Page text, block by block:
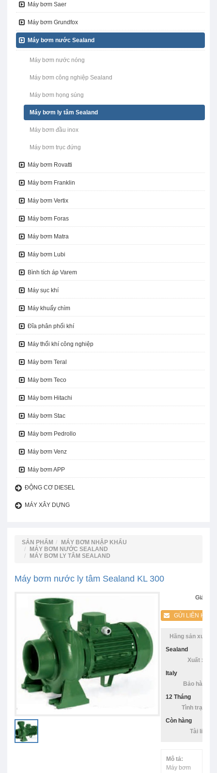
Máy bơm Saer
Máy bơm Grundfox
Máy bơm nước Sealand
Máy bơm nước nóng
Máy bơm công nghiệp Sealand
Máy bơm họng súng
Máy bơm ly tâm Sealand
Máy bơm đầu inox
Máy bơm trục đứng
Máy bơm Rovatti
Máy bơm Franklin
Máy bơm Vertix
Máy bơm Foras
Máy bơm Matra
Máy bơm Lubi
Bình tích áp Varem
Máy sục khí
Máy khuấy chìm
Đĩa phân phối khí
Máy thổi khí công nghiệp
Máy bơm Teral
Máy bơm Teco
Máy bơm Hitachi
Máy bơm Stac
Máy bơm Pedrollo
Máy bơm Venz
Máy bơm APP
ĐỘNG CƠ DIESEL
MÁY XÂY DỰNG
SẢN PHẨM
MÁY BƠM NHẬP KHẨU
MÁY BƠM NƯỚC SEALAND
MÁY BƠM LY TÂM SEALAND
Máy bơm nước ly tâm Sealand KL 300
Giá:
GỬI LIÊN HỆ
Hãng sản xuất:
Sealand
Xuất xứ:
Italy
Bảo hàng:
12 Tháng
Tình trạng:
Còn hàng
Tài liệu:
Mô tả:
Máy bơm